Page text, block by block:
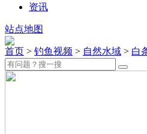
资讯
站点地图
首页 > 钓鱼视频 > 自然水域 > 白